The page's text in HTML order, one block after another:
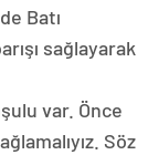
Batı
sağlayarak
var. Önce
Söz